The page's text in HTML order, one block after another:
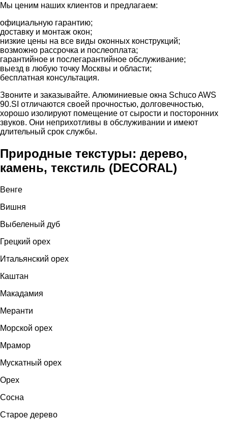
Мы ценим наших клиентов и предлагаем:
официальную гарантию;
доставку и монтаж окон;
низкие цены на все виды оконных конструкций;
возможно рассрочка и послеоплата;
гарантийное и послегарантийное обслуживание;
выезд в любую точку Москвы и области;
бесплатная консультация.
Звоните и заказывайте. Алюминиевые окна Schuco AWS
90.SI отличаются своей прочностью, долговечностью,
хорошо изолируют помещение от сырости и посторонних
звуков. Они неприхотливы в обслуживании и имеют
длительный срок службы.
Природные текстуры: дерево,
камень, текстиль (DECORAL)
Венге
Вишня
Выбеленый дуб
Грецкий орех
Итальянский орех
Каштан
Макадамия
Меранти
Морской орех
Мрамор
Мускатный орех
Орех
Сосна
Старое дерево